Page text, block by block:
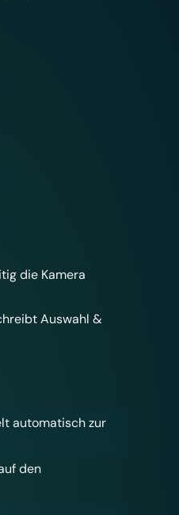
die Kamera
Auswahl &
automatisch zur
den